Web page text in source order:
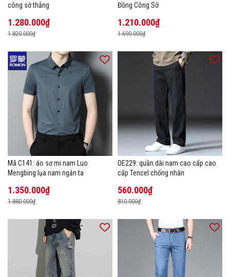
công sở thẳng
1.280.000₫
1.820.000₫
Đồng Công Sở
1.210.000₫
1.690.000₫
Mã C141: áo sơ mi nam Luo
Mengbing lụa nam ngắn ta
1.350.000₫
1.880.000₫
OE229: quần dài nam cao cấp cao
cấp Tencel chống nhăn
560.000₫
810.000₫